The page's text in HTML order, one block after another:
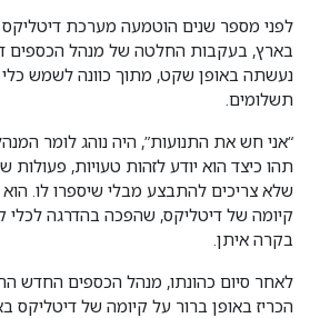
לפני מספר שנים הוטמעה מערכת דיטליקס
בארץ, בעקבות החלטה של מנהל הכספים
נעשתה באופן שקט, מתוך כוונה לשמש כלי
תשלומים.
“אני חש את התנועות”, היה נוהג לומר
תהו כיצד הוא יודע לזהות טעויות,
שלא צריכים להתבצע מבלי שיספרו לו.
קיומה של דיטליקס, שהפכה בהדרגה לכלי
בקרה איתן.
לאחר סיום כהונתו, מנהל הכספים החדש
הכריז באופן ברור על קיומה של דיטליקס